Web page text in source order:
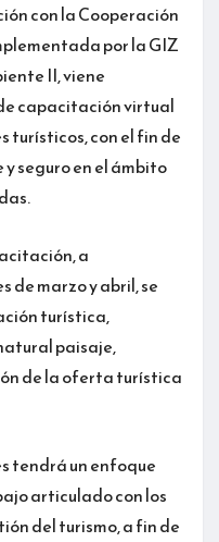
con la Cooperación
por la GIZ
II, viene
capacitación virtual
turísticos, con el fin de
seguro en el ámbito
a
de marzo y abril, se
turística,
paisaje,
de la oferta turística
tendrá un enfoque
articulado con los
del turismo, a fin de